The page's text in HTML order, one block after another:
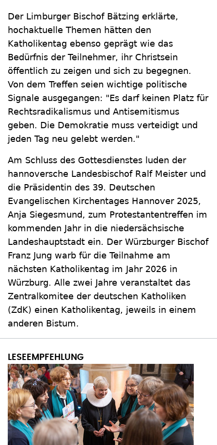
Der Limburger Bischof Bätzing erklärte,
hochaktuelle Themen hätten den
Katholikentag ebenso geprägt wie das
Bedürfnis der Teilnehmer, ihr Christsein
öffentlich zu zeigen und sich zu begegnen.
Von dem Treffen seien wichtige politische
Signale ausgegangen: "Es darf keinen Platz für
Rechtsradikalismus und Antisemitismus
geben. Die Demokratie muss verteidigt und
jeden Tag neu gelebt werden."
Am Schluss des Gottesdienstes luden der
hannoversche Landesbischof Ralf Meister und
die Präsidentin des 39. Deutschen
Evangelischen Kirchentages Hannover 2025,
Anja Siegesmund, zum Protestantentreffen im
kommenden Jahr in die niedersächsische
Landeshauptstadt ein. Der Würzburger Bischof
Franz Jung warb für die Teilnahme am
nächsten Katholikentag im Jahr 2026 in
Würzburg. Alle zwei Jahre veranstaltet das
Zentralkomitee der deutschen Katholiken
(ZdK) einen Katholikentag, jeweils in einem
anderen Bistum.